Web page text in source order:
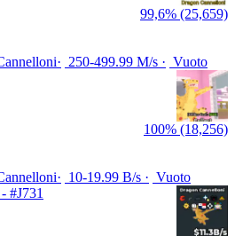
99,6% (25,659)
250-499.99 M/s
Vuoto
100% (18,256)
10-19.99 B/s
Vuoto
#J731